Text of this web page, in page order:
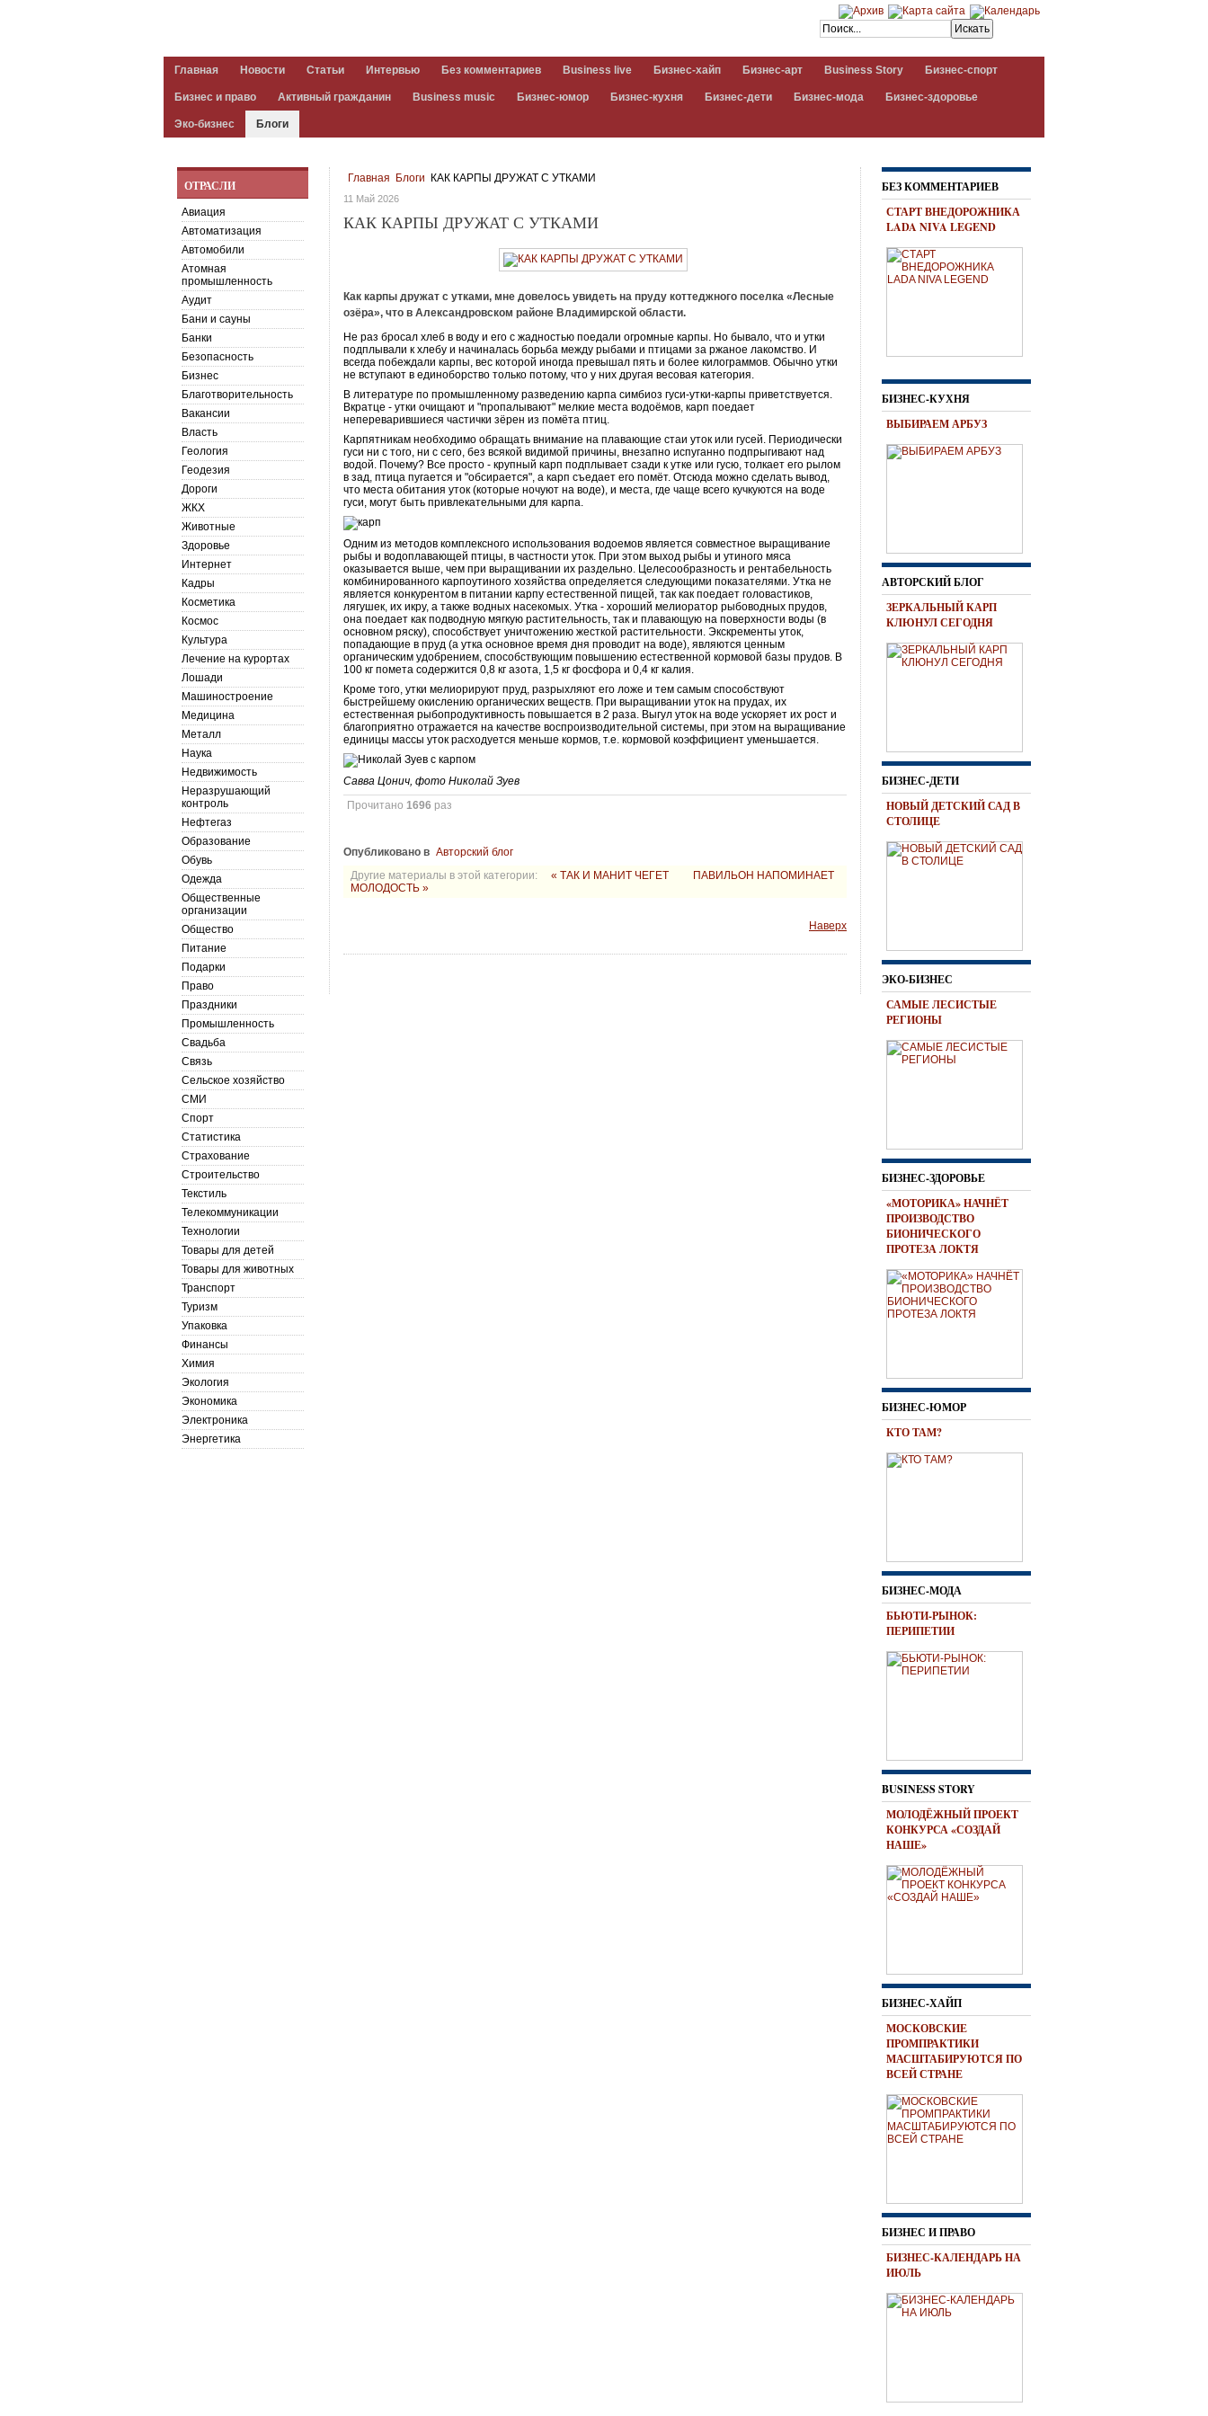
Главная Новости Статьи Интервью Без комментариев Business live Бизнес-хайп Бизнес-арт Business Story Бизнес-спорт
Бизнес и право Активный гражданин Business music Бизнес-юмор Бизнес-кухня Бизнес-дети Бизнес-мода Бизнес-здоровье
Эко-бизнес Блоги
Главная Блоги КАК КАРПЫ ДРУЖАТ С УТКАМИ
11 Май 2026
КАК КАРПЫ ДРУЖАТ С УТКАМИ
Как карпы дружат с утками, мне довелось увидеть на пруду коттеджного поселка «Лесные
озёра», что в Александровском районе Владимирской области.
Не раз бросал хлеб в воду и его с жадностью поедали огромные карпы. Но бывало, что и утки
подплывали к хлебу и начиналась борьба между рыбами и птицами за ржаное лакомство. И
всегда побеждали карпы, вес которой иногда превышал пять и более килограммов. Обычно утки
не вступают в единоборство только потому, что у них другая весовая категория.
В литературе по промышленному разведению карпа симбиоз гуси-утки-карпы приветствуется.
Вкратце - утки очищают и "пропалывают" мелкие места водоёмов, карп поедает
непереварившиеся частички зёрен из помёта птиц.
Карпятникам необходимо обращать внимание на плавающие стаи уток или гусей. Периодически
гуси ни с того, ни с сего, без всякой видимой причины, внезапно испуганно подпрыгивают над
водой. Почему? Все просто - крупный карп подплывает сзади к утке или гусю, толкает его рылом
в зад, птица пугается и "обсирается", а карп съедает его помёт. Отсюда можно сделать вывод,
что места обитания уток (которые ночуют на воде), и места, где чаще всего кучкуются на воде
гуси, могут быть привлекательными для карпа.
Одним из методов комплексного использования водоемов является совместное выращивание
рыбы и водоплавающей птицы, в частности уток. При этом выход рыбы и утиного мяса
оказывается выше, чем при выращивании их раздельно. Целесообразность и рентабельность
комбинированного карпоутиного хозяйства определяется следующими показателями. Утка не
является конкурентом в питании карпу естественной пищей, так как поедает головастиков,
лягушек, их икру, а также водных насекомых. Утка - хороший мелиоратор рыбоводных прудов,
она поедает как подводную мягкую растительность, так и плавающую на поверхности воды (в
основном ряску), способствует уничтожению жесткой растительности. Экскременты уток,
попадающие в пруд (а утка основное время дня проводит на воде), являются ценным
органическим удобрением, способствующим повышению естественной кормовой базы прудов. В
100 кг помета содержится 0,8 кг азота, 1,5 кг фосфора и 0,4 кг калия.
Кроме того, утки мелиорируют пруд, разрыхляют его ложе и тем самым способствуют
быстрейшему окислению органических веществ. При выращивании уток на прудах, их
естественная рыбопродуктивность повышается в 2 раза. Выгул уток на воде ускоряет их рост и
благоприятно отражается на качестве воспроизводительной системы, при этом на выращивание
единицы массы уток расходуется меньше кормов, т.е. кормовой коэффициент уменьшается.
Савва Цонич, фото Николай Зуев
Прочитано1696 раз
Опубликовано в Авторский блог
Другие материалы в этой категории:
« ТАК И МАНИТ ЧЕГЕТ
ПАВИЛЬОН НАПОМИНАЕТ
МОЛОДОСТЬ »
Наверх
ОТРАСЛИ
Авиация
Автоматизация
Автомобили
Атомная
промышленность
Аудит
Бани и сауны
Банки
Безопасность
Бизнес
Благотворительность
Вакансии
Власть
Геология
Геодезия
Дороги
ЖКХ
Животные
Здоровье
Интернет
Кадры
Косметика
Космос
Культура
Лечение на курортах
Лошади
Машиностроение
Медицина
Металл
Наука
Недвижимость
Неразрушающий
контроль
Нефтегаз
Образование
Обувь
Одежда
Общественные
организации
Общество
Питание
Подарки
Право
Праздники
Промышленность
Свадьба
Связь
Сельское хозяйство
СМИ
Спорт
Статистика
Страхование
Строительство
Текстиль
Телекоммуникации
Технологии
Товары для детей
Товары для животных
Транспорт
Туризм
Упаковка
Финансы
Химия
Экология
Экономика
Электроника
Энергетика
БЕЗ КОММЕНТАРИЕВ
СТАРТ ВНЕДОРОЖНИКА
LADA NIVA LEGEND
БИЗНЕС-КУХНЯ
ВЫБИРАЕМ АРБУЗ
АВТОРСКИЙ БЛОГ
ЗЕРКАЛЬНЫЙ КАРП
КЛЮНУЛ СЕГОДНЯ
БИЗНЕС-ДЕТИ
НОВЫЙ ДЕТСКИЙ САД В
СТОЛИЦЕ
ЭКО-БИЗНЕС
САМЫЕ ЛЕСИСТЫЕ
РЕГИОНЫ
БИЗНЕС-ЗДОРОВЬЕ
«МОТОРИКА» НАЧНЁТ
ПРОИЗВОДСТВО
БИОНИЧЕСКОГО
ПРОТЕЗА ЛОКТЯ
БИЗНЕС-ЮМОР
КТО ТАМ?
БИЗНЕС-МОДА
БЬЮТИ-РЫНОК:
ПЕРИПЕТИИ
BUSINESS STORY
МОЛОДЁЖНЫЙ ПРОЕКТ
КОНКУРСА «СОЗДАЙ
НАШЕ»
БИЗНЕС-ХАЙП
МОСКОВСКИЕ
ПРОМПРАКТИКИ
МАСШТАБИРУЮТСЯ ПО
ВСЕЙ СТРАНЕ
БИЗНЕС И ПРАВО
БИЗНЕС-КАЛЕНДАРЬ НА
ИЮЛЬ